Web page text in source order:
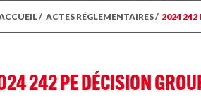
/ ACTES RÉGLEMENTAIRES/ 2024 242
242 PE DÉCISION